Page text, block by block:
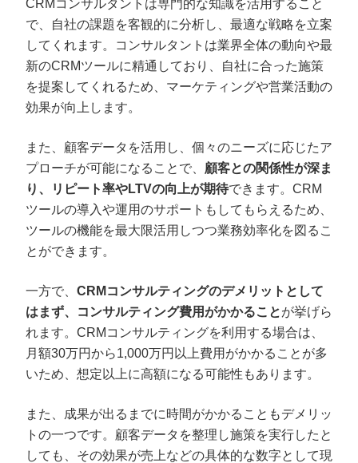
CRMコンサルタントは専門的な知識を活用すること
で、自社の課題を客観的に分析し、最適な戦略を立案
してくれます。コンサルタントは業界全体の動向や最
新のCRMツールに精通しており、自社に合った施策
を提案してくれるため、マーケティングや営業活動の
効果が向上します。
また、顧客データを活用し、個々のニーズに応じたア
プローチが可能になることで、 顧客との関係性が深ま
り、リピート率やLTVの向上が期待できます。CRM
ツールの導入や運用のサポートもしてもらえるため、
ツールの機能を最大限活用しつつ業務効率化を図るこ
とができます。
一方で、 CRMコンサルティングのデメリットとして
はまず、コンサルティング費用がかかることが挙げら
れます。CRMコンサルティングを利用する場合は、
月額30万円から1,000万円以上費用がかかることが多
いため、想定以上に高額になる可能性もあります。
また、成果が出るまでに時間がかかることもデメリッ
トの一つです。顧客データを整理し施策を実行したと
しても、その効果が売上などの具体的な数字として現